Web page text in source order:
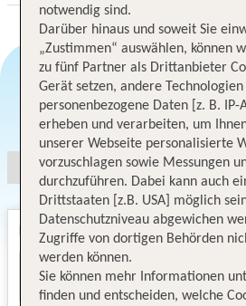
notwendig sind.
Darüber hinaus und soweit Sie
„Zustimmen“ auswählen, können
zu fünf Partner als Drittanbieter
Gerät setzen, andere
personenbezogene Daten [z. B. IP-
erheben und verarbeiten, um
unserer Webseite personalisierte
vorzuschlagen sowie Messungen
durchzuführen. Dabei kann auch
Drittstaaten [z.B. USA] möglich
Datenschutzniveau abgewichen
Zugriffe von dortigen Behörden
werden können.
Sie können mehr Informationen
finden und entscheiden, welche